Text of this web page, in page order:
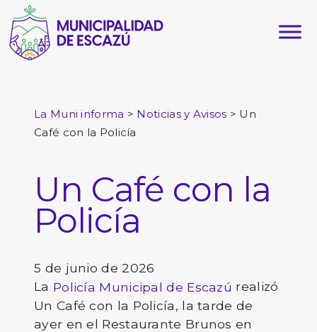
La Muni informa > Noticias y Avisos > Un
Café con la Policía
Un Café con la
Policía
5 de junio de 2026
La Policía Municipal de Escazú realizó
Un Café con la Policía, la tarde de
ayer en el Restaurante Brunos en